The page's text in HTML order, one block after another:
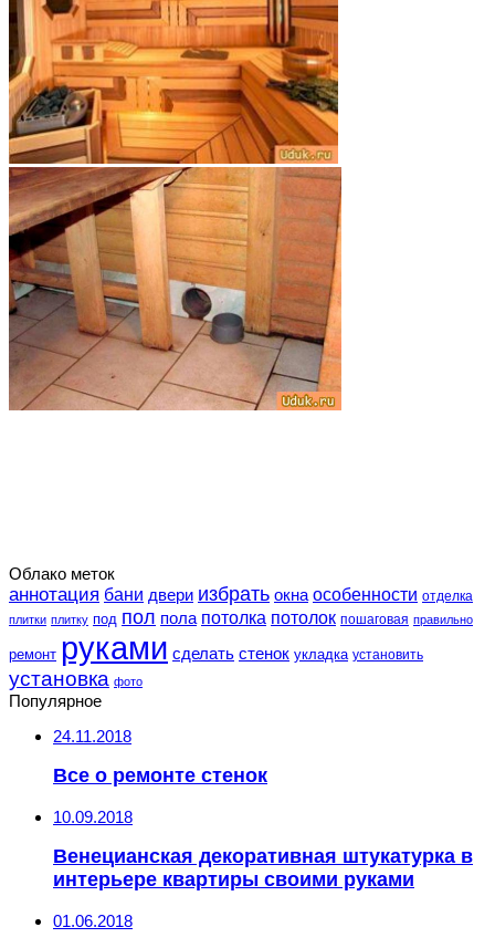
Облако меток
аннотация бани двери избрать окна особенности отделка
плитки плитку под пол пола потолка потолок пошаговая правильно
ремонт руками сделать стенок укладка установить
установка фото
Популярное
24.11.2018
Все о ремонте стенок
10.09.2018
Венецианская декоративная штукатурка в
интерьере квартиры своими руками
01.06.2018